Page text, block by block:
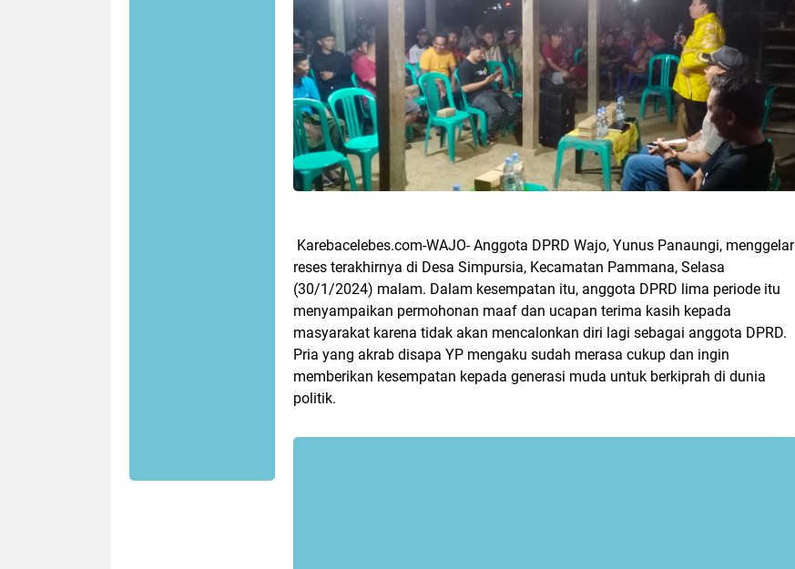
Karebacelebes.com-WAJO- Anggota DPRD Wajo, Yunus Panaungi, menggelar
reses terakhirnya di Desa Simpursia, Kecamatan Pammana, Selasa
(30/1/2024) malam. Dalam kesempatan itu, anggota DPRD lima periode itu
menyampaikan permohonan maaf dan ucapan terima kasih kepada
masyarakat karena tidak akan mencalonkan diri lagi sebagai anggota DPRD.
Pria yang akrab disapa YP mengaku sudah merasa cukup dan ingin
memberikan kesempatan kepada generasi muda untuk berkiprah di dunia
politik.